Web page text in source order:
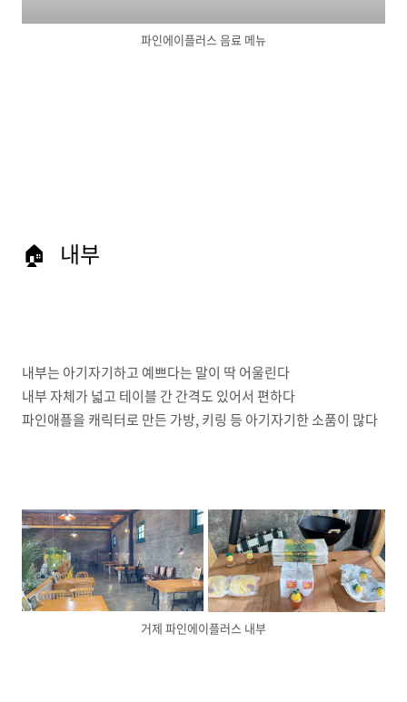
파인에이플러스 음료 메뉴
🏠 내부
내부는 아기자기하고 예쁘다는 말이 딱 어울린다
내부 자체가 넓고 테이블 간 간격도 있어서 편하다
파인애플을 캐릭터로 만든 가방, 키링 등 아기자기한 소품이 많다
거제 파인에이플러스 내부